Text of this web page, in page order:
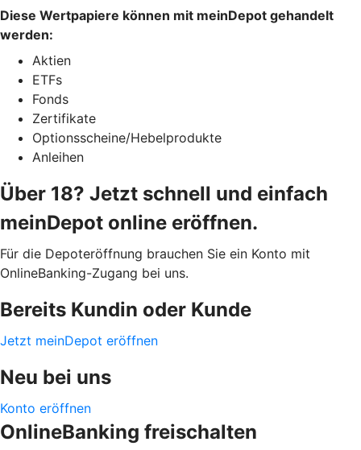
Diese Wertpapiere können mit meinDepot gehandelt
werden:
Aktien
ETFs
Fonds
Zertifikate
Optionsscheine/Hebelprodukte
Anleihen
Über 18? Jetzt schnell und einfach
meinDepot online eröffnen.
Für die Depoteröffnung brauchen Sie ein Konto mit
OnlineBanking-Zugang bei uns.
Bereits Kundin oder Kunde
Jetzt meinDepot eröffnen
Neu bei uns
Konto eröffnen
OnlineBanking freischalten